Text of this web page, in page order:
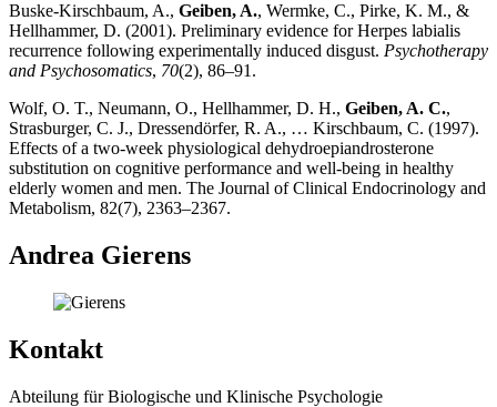
Buske-Kirschbaum, A., Geiben, A., Wermke, C., Pirke, K. M., &
Hellhammer, D. (2001). Preliminary evidence for Herpes labialis
recurrence following experimentally induced disgust. Psychotherapy
and Psychosomatics, 70(2), 86–91.
Wolf, O. T., Neumann, O., Hellhammer, D. H., Geiben, A. C.,
Strasburger, C. J., Dressendörfer, R. A., … Kirschbaum, C. (1997).
Effects of a two-week physiological dehydroepiandrosterone
substitution on cognitive performance and well-being in healthy
elderly women and men. The Journal of Clinical Endocrinology and
Metabolism, 82(7), 2363–2367.
Andrea Gierens
Kontakt
Abteilung für Biologische und Klinische Psychologie